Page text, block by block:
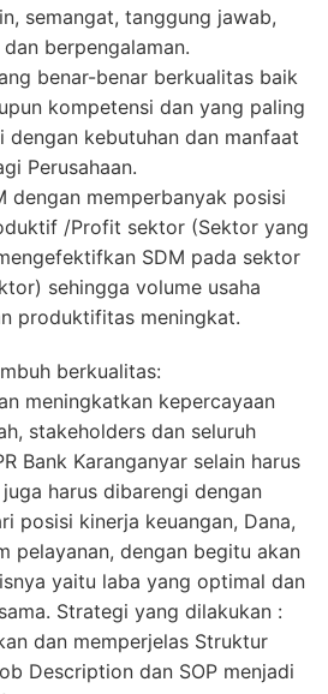
semangat, tanggung jawab,
berpengalaman.
benar-benar berkualitas baik
kompetensi dan yang paling
dengan kebutuhan dan manfaat
Perusahaan.
dengan memperbanyak posisi
/Profit sektor (Sektor yang
SDM pada sektor
sehingga volume usaha
produktifitas meningkat.
berkualitas:
meningkatkan kepercayaan
stakeholders dan seluruh
Bank Karanganyar selain harus
juga harus dibarengi dengan
posisi kinerja keuangan, Dana,
pelayanan, dengan begitu akan
yaitu laba yang optimal dan
Strategi yang dilakukan :
dan memperjelas Struktur
Description dan SOP menjadi